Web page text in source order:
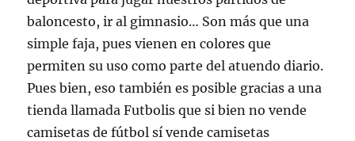
baloncesto, ir al gimnasio… Son más que una
simple faja, pues vienen en colores que
permiten su uso como parte del atuendo diario.
Pues bien, eso también es posible gracias a una
tienda llamada Futbolis que si bien no vende
camisetas de fútbol sí vende camisetas